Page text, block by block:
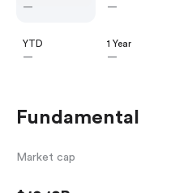
—
—
YTD
—
1 Year
—
Fundamental
Market cap